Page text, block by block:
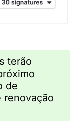
terão
de
renovação